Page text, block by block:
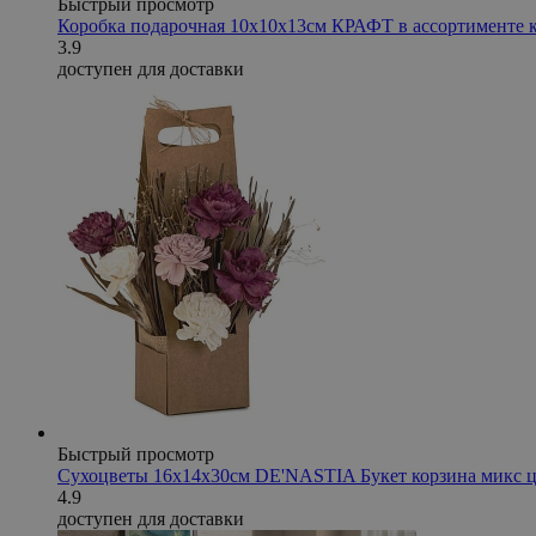
Коробка подарочная 10х10х13см КРАФТ в ассортименте
3.9
доступен для доставки
Быстрый просмотр
Сухоцветы 16x14x30см DE'NASTIA Букет корзина микс
4.9
доступен для доставки